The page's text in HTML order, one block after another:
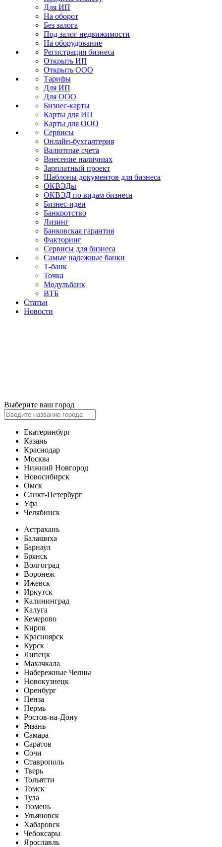
Для ИП
На оборот
Без залога
Под залог недвижимости
На оборудование
Регистрация бизнеса
Открыть ИП
Открыть ООО
Тарифы
Для ИП
Для ООО
Бизнес-карты
Карты для ИП
Карты для ООО
Сервисы
Онлайн-бухгалтерия
Валютные счета
Внесение наличных
Зарплатный проект
Шаблоны документов для бизнеса
ОКВЭДы
ОКВЭД по видам бизнеса
Бизнес-идеи
Банкротство
Лизинг
Банковская гарантия
Факторинг
Сервисы для бизнеса
Самые надежные банки
Т-банк
Точка
Модульбанк
ВТБ
Статьи
Новости
Выберите ваш город
Екатеринбург
Казань
Краснодар
Москва
Нижний Новгород
Новосибирск
Омск
Санкт-Петербург
Уфа
Челябинск
Астрахань
Балашиха
Барнаул
Брянск
Волгоград
Воронеж
Ижевск
Иркутск
Калининград
Калуга
Кемерово
Киров
Красноярск
Курск
Липецк
Махачкала
Набережные Челны
Новокузнецк
Оренбург
Пенза
Пермь
Ростов-на-Дону
Рязань
Самара
Саратов
Сочи
Ставрополь
Тверь
Тольятти
Томск
Тула
Тюмень
Ульяновск
Хабаровск
Чебоксары
Ярославль